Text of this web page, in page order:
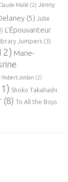
Mallé (2)
Jenny
(5) Julie
L'Épouvanteur
Jumpers (3)
Marie-
Robert Jordan (2)
Shoko Takahashi
(8) To All the Boys